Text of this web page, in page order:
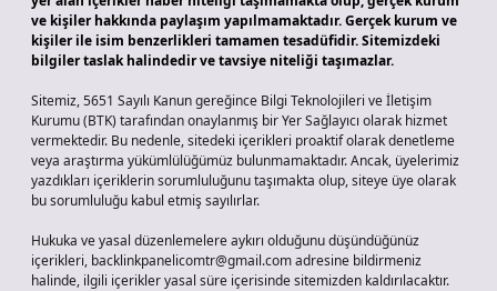
ve kişiler hakkında paylaşım yapılmamaktadır. Gerçek kurum ve
kişiler ile isim benzerlikleri tamamen tesadüfidir. Sitemizdeki
bilgiler taslak halindedir ve tavsiye niteliği taşımazlar.
Sitemiz, 5651 Sayılı Kanun gereğince Bilgi Teknolojileri ve İletişim
Kurumu (BTK) tarafından onaylanmış bir Yer Sağlayıcı olarak hizmet
vermektedir. Bu nedenle, sitedeki içerikleri proaktif olarak denetleme
veya araştırma yükümlülüğümüz bulunmamaktadır. Ancak, üyelerimiz
yazdıkları içeriklerin sorumluluğunu taşımakta olup, siteye üye olarak
bu sorumluluğu kabul etmiş sayılırlar.
Hukuka ve yasal düzenlemelere aykırı olduğunu düşündüğünüz
içerikleri, backlinkpanelicomtr@gmail.comadresine bildirmeniz
halinde, ilgili içerikler yasal süre içerisinde sitemizden kaldırılacaktır.